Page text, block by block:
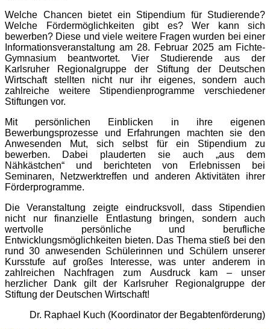
Welche Chancen bietet ein Stipendium für Studierende?
Welche Fördermöglichkeiten gibt es? Wer kann sich
bewerben? Diese und viele weitere Fragen wurden bei einer
Informationsveranstaltung am 28. Februar 2025 am Fichte-
Gymnasium beantwortet. Vier Studierende aus der
Karlsruher Regionalgruppe der Stiftung der Deutschen
Wirtschaft stellten nicht nur ihr eigenes, sondern auch
zahlreiche weitere Stipendienprogramme verschiedener
Stiftungen vor.
Mit persönlichen Einblicken in ihre eigenen
Bewerbungsprozesse und Erfahrungen machten sie den
Anwesenden Mut, sich selbst für ein Stipendium zu
bewerben. Dabei plauderten sie auch „aus dem
Nähkästchen“ und berichteten von Erlebnissen bei
Seminaren, Netzwerktreffen und anderen Aktivitäten ihrer
Förderprogramme.
Die Veranstaltung zeigte eindrucksvoll, dass Stipendien
nicht nur finanzielle Entlastung bringen, sondern auch
wertvolle persönliche und berufliche
Entwicklungsmöglichkeiten bieten. Das Thema stieß bei den
rund 30 anwesenden Schülerinnen und Schülern unserer
Kursstufe auf großes Interesse, was unter anderem in
zahlreichen Nachfragen zum Ausdruck kam – unser
herzlicher Dank gilt der Karlsruher Regionalgruppe der
Stiftung der Deutschen Wirtschaft!
Dr. Raphael Kuch (Koordinator der Begabtenförderung)